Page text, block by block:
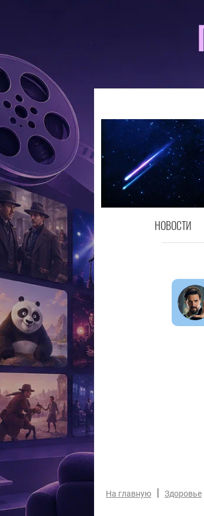
НОВОСТИ
На главную | Здоровье